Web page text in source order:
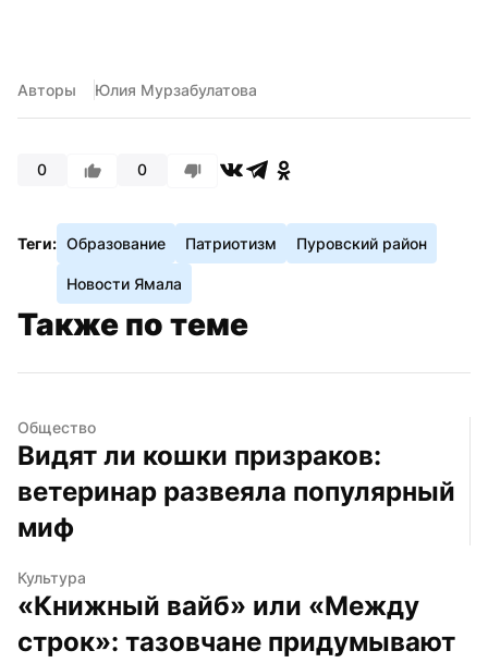
Авторы Юлия Мурзабулатова
0 0
Теги: Образование Патриотизм Пуровский район
Новости Ямала
Также по теме
Общество
Видят ли кошки призраков:
ветеринар развеяла популярный
миф
Культура
«Книжный вайб» или «Между
строк»: тазовчане придумывают